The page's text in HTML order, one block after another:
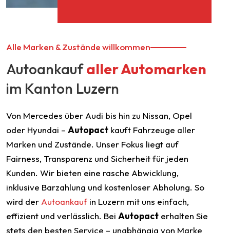
Alle Marken & Zustände willkommen
Autoankaufaller Automarken
im Kanton Luzern
Von Mercedes über Audi bis hin zu Nissan, Opel
oder Hyundai – Autopact kauft Fahrzeuge aller
Marken und Zustände. Unser Fokus liegt auf
Fairness, Transparenz und Sicherheit für jeden
Kunden. Wir bieten eine rasche Abwicklung,
inklusive Barzahlung und kostenloser Abholung. So
wird der Autoankauf in Luzern mit uns einfach,
effizient und verlässlich. Bei Autopact erhalten Sie
stets den besten Service – unabhängig von Marke